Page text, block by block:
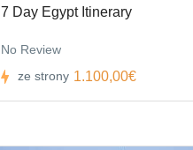
7 Day Egypt Itinerary
No Review
ze strony 1.100,00€